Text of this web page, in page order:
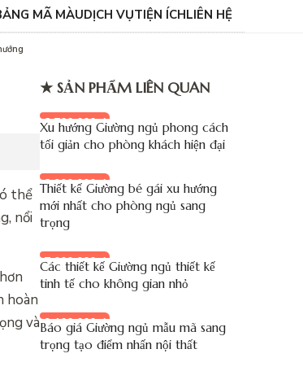
MÃ MÀUDỊCH VỤTIỆN ÍCHLIÊN HỆ
thể
nổi
hoàn
và
★ SẢN PHẨM LIÊN QUAN
8.700.000 đ
Xu hướng Giường ngủ phong cách
tối giản cho phòng khách hiện đại
8.900.000 đ
Thiết kế Giường bé gái xu hướng
mới nhất cho phòng ngủ sang
trọng
7.000.000 đ
Các thiết kế Giường ngủ thiết kế
tinh tế cho không gian nhỏ
9.100.000 đ
Báo giá Giường ngủ mẫu mã sang
trọng tạo điểm nhấn nội thất